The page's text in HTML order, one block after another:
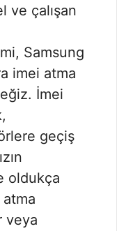
ve çalışan
Samsung
imei atma
İmei
geçiş
oldukça
veya